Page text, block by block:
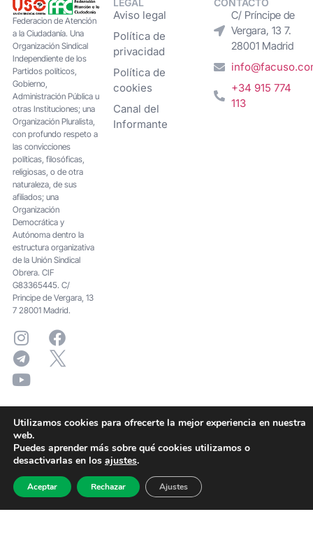
Federacion de Atención
a la Ciudadanía. Una
Organización Sindical
Independiente de los
Partidos políticos,
Gobierno,
Administración Pública u
otras Instituciones; una
Organización Pluralista,
con profundo respeto a
las convicciones
políticas, filosóficas,
religiosas, o de otra
naturaleza, de sus
afiliados; una
Organización
Democrática y
Autónoma dentro la
estructura organizativa
de la Unión Sindical
Obrera. CIF
G83365445. C/
Principe de Vergara, 13
7 28001 Madrid.
LEGAL
Aviso legal
Política de
privacidad
Política de
cookies
Canal del
Informante
CONTACTO
C/ Príncipe de
Vergara, 13 7.
28001 Madrid
+34 915 774
113
Utilizamos cookies para ofrecerte la mejor experiencia en nuestra
web.
Puedes aprender más sobre qué cookies utilizamos o
desactivarlas en los ajustes.
Aceptar Rechazar Ajustes